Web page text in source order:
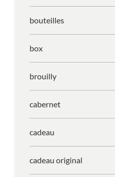
bouteilles
box
brouilly
cabernet
cadeau
cadeau original